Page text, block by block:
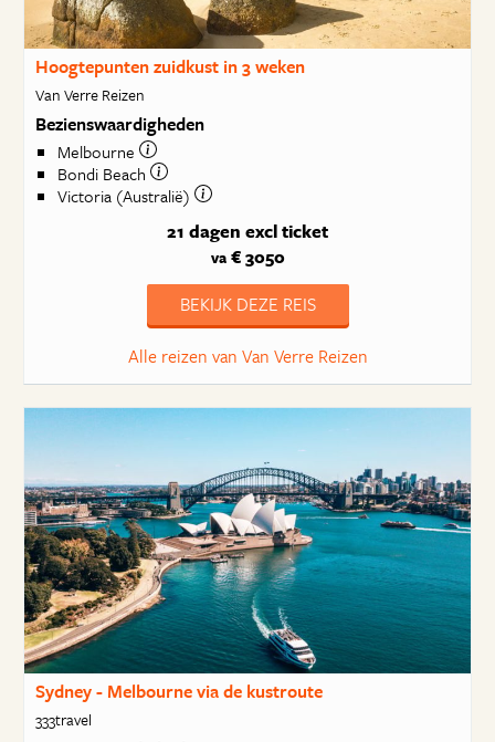
Hoogtepunten zuidkust in 3 weken
Van Verre Reizen
Bezienswaardigheden
Melbourne
Bondi Beach
Victoria (Australië)
21 dagen excl ticket
va€ 3050
BEKIJK DEZE REIS
Alle reizen van Van Verre Reizen
Sydney - Melbourne via de kustroute
333travel